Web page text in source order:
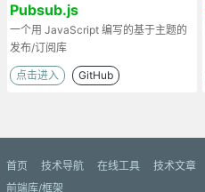
Pubsub.js
一个用 JavaScript 编写的基于主题的
发布/订阅库
点击进入 GitHub
首页 技术导航 在线工具 技术文章
前端库/框架